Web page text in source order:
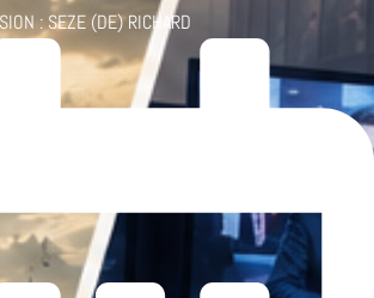
:SEZE (DE) RICHARD